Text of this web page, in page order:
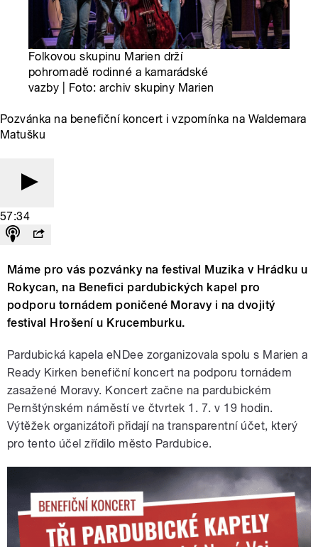
Folkovou skupinu Marien drží
pohromadě rodinné a kamarádské
vazby | Foto: archiv skupiny Marien
Pozvánka na benefiční koncert i vzpomínka na Waldemara
Matušku
57:34
Máme pro vás pozvánky na festival Muzika v Hrádku u
Rokycan, na Benefici pardubických kapel pro
podporu tornádem poničené Moravy i na dvojitý
festival Hrošení u Krucemburku.
Pardubická kapela eNDee zorganizovala spolu s Marien a
Ready Kirken benefiční koncert na podporu tornádem
zasažené Moravy. Koncert začne na pardubickém
Pernštýnském náměstí ve čtvrtek 1. 7. v 19 hodin.
Výtěžek organizátoři přidají na transparentní účet, který
pro tento účel zřídilo město Pardubice.